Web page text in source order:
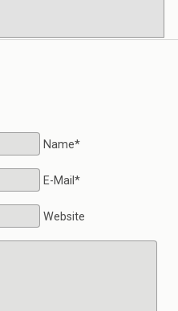
Name*
E-Mail*
Website